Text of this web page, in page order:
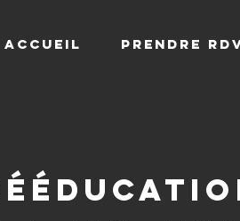
Accueil Prendre